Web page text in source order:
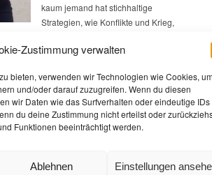
Zustimmung verwalten
bieten, verwenden wir Technologien wie Cookies,
und/oder darauf zuzugreifen. Wenn du diesen
wir Daten wie das Surfverhalten oder eindeutige IDs
du deine Zustimmung nicht erteilst oder
Funktionen beeinträchtigt werden.
Ablehnen Einstellungen
kaum jemand hat stichhaltige
Strategien, wie Konflikte und Krieg,
werden können. In vielen Fällen
bezogen auf Syrien, wo seit fünf Jahren
und Demokratie kämpfen.
Teil der syrischen Opposition, den Kurdischen
III-Friedensverhandlungen, die am 9. März
Der KNR besteht aus zwölf Parteien sowie
und unabhängigen Personen.
Bestandteil der National Coalition of Syrian
des Hohen Verhandlungskomitees, das bei